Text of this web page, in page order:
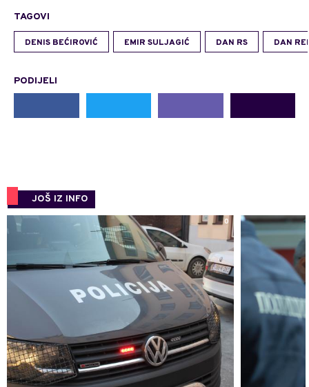
TAGOVI
DENIS BEĆIROVIĆ EMIR SULJAGIĆ DAN RS DAN
PODIJELI
JOŠ IZ INFO
0